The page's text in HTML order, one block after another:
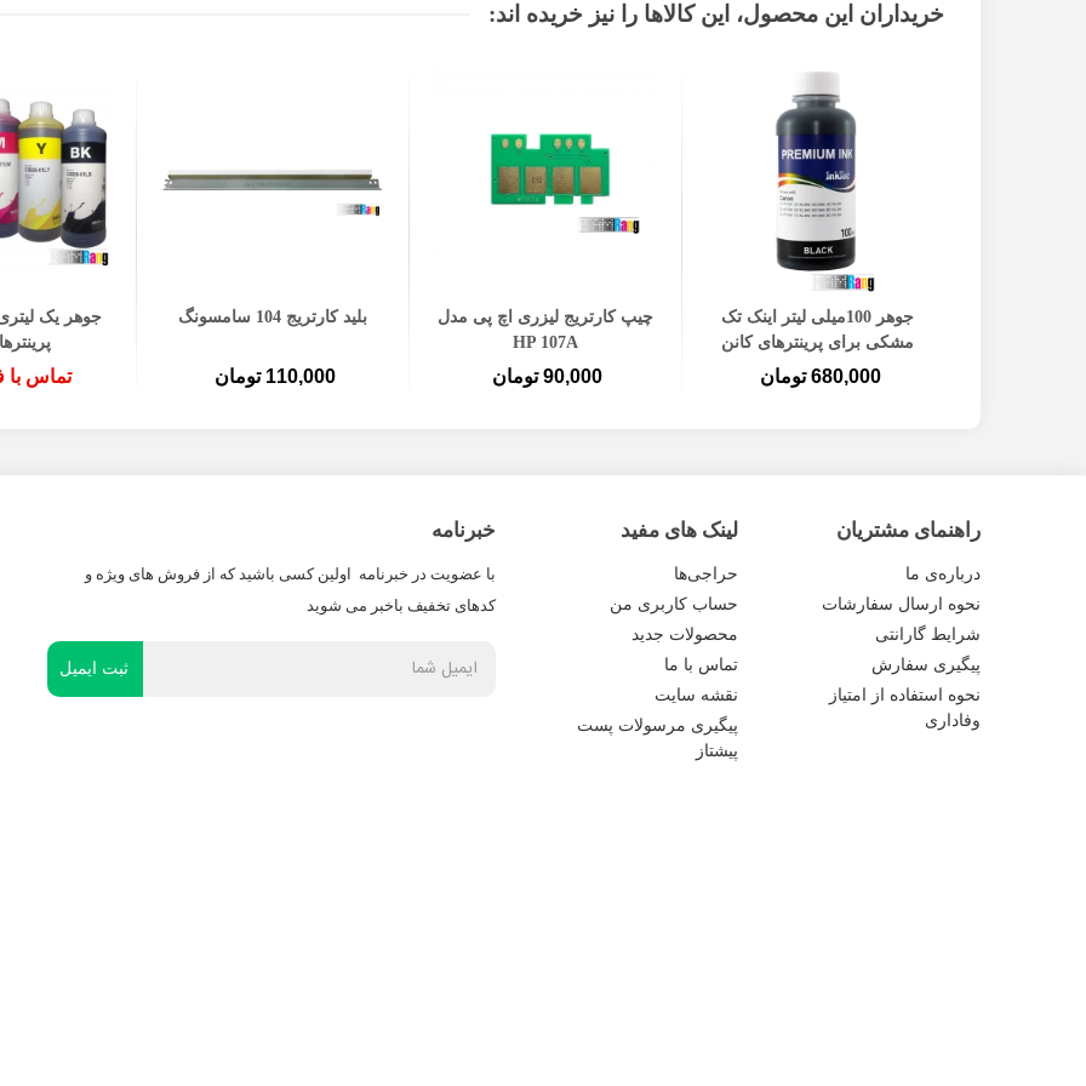
خریداران این محصول، این کالاها را نیز خریده اند:
افزودن به سبد خرید
جوهر 100میلی لیتر اینک تک
مشکی برای پرینترهای کانن
680,000 تومان
افزودن به سبد خرید
چیپ کارتریج لیزری اچ پی مدل
HP 107A
90,000 تومان
افزودن به سبد خریدبلید کارتریج 104 سامسونگ
110,000 تومان
جوهر یک
تماس با
راهنمای مشتریان
درباره‌ی ما
نحوه ارسال سفارشات
شرایط گارانتی
پیگیری سفارش
نحوه استفاده از امتیاز
وفاداری
لینک های مفید
حراجی‌ها
حساب کاربری من
محصولات جدید
تماس با ما
نقشه سایت
پیگیری مرسولات پست
پیشتاز
خبرنامه
با عضویت در خبرنامه اولین کسی باشید که از فروش های ویژه و
کدهای تخفیف باخبر می شوید